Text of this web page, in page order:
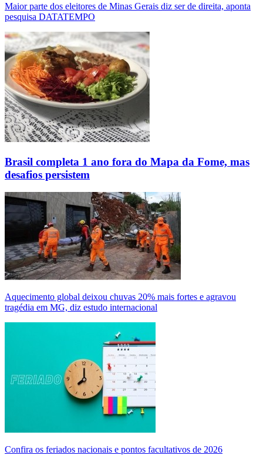
Maior parte dos eleitores de Minas Gerais diz ser de direita, aponta
pesquisa DATATEMPO
Brasil completa 1 ano fora do Mapa da Fome, mas
desafios persistem
Aquecimento global deixou chuvas 20% mais fortes e agravou
tragédia em MG, diz estudo internacional
Confira os feriados nacionais e pontos facultativos de 2026